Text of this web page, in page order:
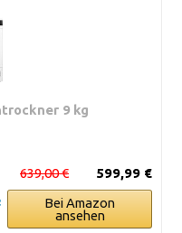
9 kg
599,99 €
639,00 €
Bei Amazon
ansehen